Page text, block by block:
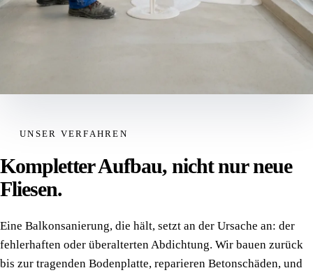
UNSER VERFAHREN
Kompletter Aufbau, nicht nur neue
Fliesen.
Eine Balkon­sanierung, die hält, setzt an der Ursache an: der
fehlerhaften oder überalterten Abdichtung. Wir bauen zurück
bis zur tragenden Bodenplatte, reparieren Betonschäden, und